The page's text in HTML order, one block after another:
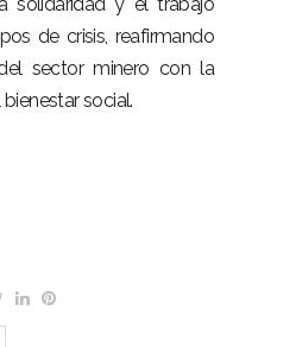
de crisis, reafirmando
sector minero con la
social.